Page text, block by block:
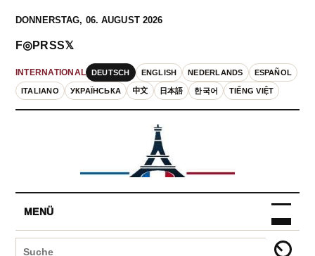
DONNERSTAG, 06. AUGUST 2026
INTERNATIONAL DEUTSCH ENGLISH NEDERLANDS ESPAÑOL
ITALIANO УКРАЇНСЬКА 中文 日本語 한국어 TIẾNG VIỆT
F◎PRSS𝕏
MENÜ